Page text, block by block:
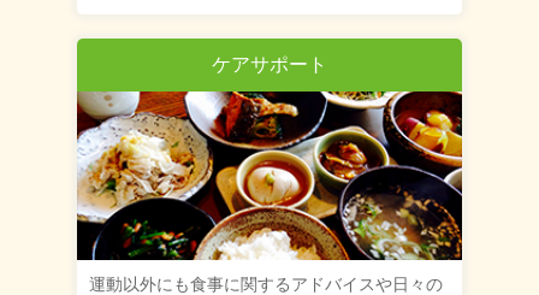
ケアサポート
運動以外にも食事に関するアドバイスや日々の